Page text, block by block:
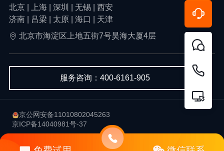
北京 | 上海 | 深圳 | 无锡 | 西安
济南 | 吕梁 | 太原 | 海口 | 天津
北京市海淀区上地五街7号昊海大厦4层
服务咨询：400-6161-905
京公网安备11010802045263
京ICP备14040981号-37